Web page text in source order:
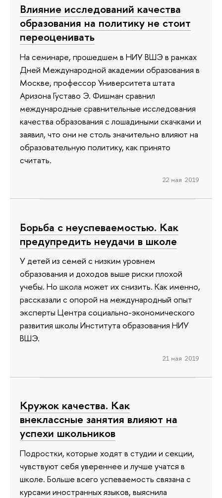
Влияние исследований качества
образования на политику не стоит
переоценивать
На семинаре, прошедшем в НИУ ВШЭ в рамках
Дней Международной академии образования в
Москве, профессор Университета штата
Аризона Густаво Э. Фишман сравнил
международные сравнительные исследования
качества образования с лошадиными скачками и
заявил, что они не столь значительно влияют на
образовательную политику, как принято
считать.
22 мая 2019
Борьба с неуспеваемостью. Как
предупредить неудачи в школе
У детей из семей с низким уровнем
образования и доходов выше риски плохой
учебы. Но школа может их снизить. Как именно,
рассказали с опорой на международный опыт
эксперты Центра социально-экономического
развития школы Института образования НИУ
ВШЭ.
21 мая 2019
Кружок качества. Как
внеклассные занятия влияют на
успехи школьников
Подростки, которые ходят в студии и секции,
чувствуют себя увереннее и лучше учатся в
школе. Больше всего успеваемость связана с
курсами иностранных языков, выяснила